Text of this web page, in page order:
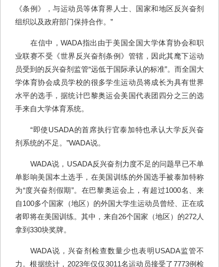
《条例》，与运动员等体育界人士、国家和地区反兴奋剂
组织以及政府部门保持合作。”
在信中，WADA指出由于美国全国大学体育协会和职
业联赛不受《世界反兴奋剂条例》管辖，因此其麾下运动
员受到的反兴奋剂监管“远低于国际承认的标准”。而全国大
学体育协会成员学校的很多学生运动员将成长为具有世界
水平的选手，据统计巴黎奥运会美国代表团四分之三的选
手来自大学体育系统。
“即使USADA的首席执行官泰加特也承认大学反兴奋
剂系统的不足。”WADA说。
WADA说，USADA反兴奋剂力度不足的问题早已不单
单影响美国本土选手，在美国训练的外国选手被泰加特称
为“度兴奋剂假期”。在巴黎奥运会上，有超过1000名、来
自100多个国家（地区）的外国大学生运动员曾经、正在或
者即将在美国训练。其中，来自26个国家（地区）的272人
拿到330块奖牌。
WADA说，兴奋剂检查数量少也表明USADA监管不
力。根据统计，2023年仅仅3011名运动员接受了7773例检